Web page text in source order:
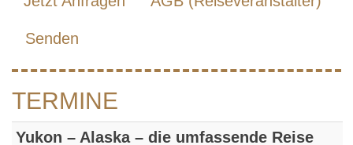
Senden
TERMINE
Yukon – Alaska – die umfassende Reise